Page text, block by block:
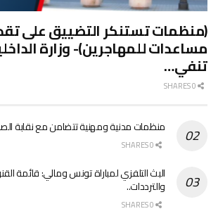
(منظمات تستنكر التضييق على
مساعدات للمهاجرين)- وزارة
تنفي…
منظمات مدنية ومهنية تتضامن مع نقابة
البث التلفزي لمباراة تونس ومالي: قائمة
والترددات..